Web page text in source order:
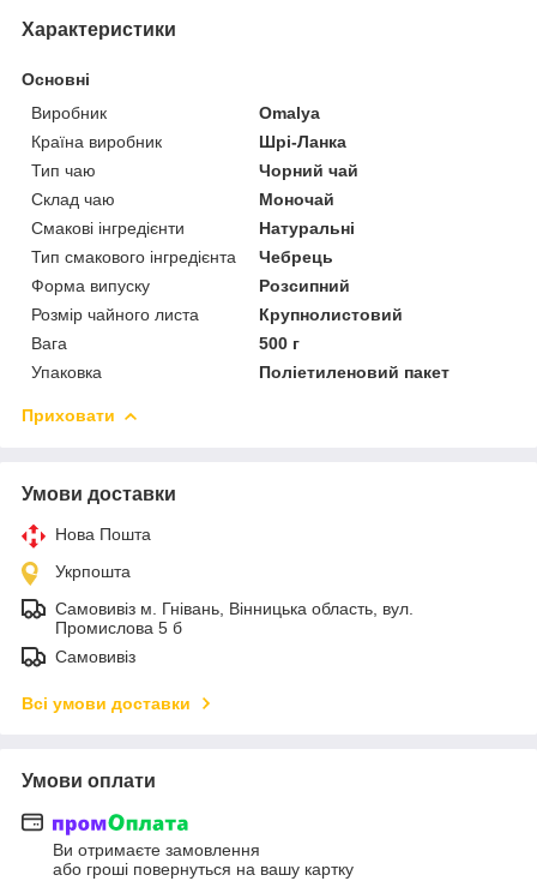
Характеристики
Основні
Виробник
Omalya
Країна виробник
Шрі-Ланка
Тип чаю
Чорний чай
Склад чаю
Моночай
Смакові інгредієнти
Натуральні
Тип смакового інгредієнта
Чебрець
Форма випуску
Розсипний
Розмір чайного листа
Крупнолистовий
Вага
500 г
Упаковка
Поліетиленовий пакет
Приховати
Умови доставки
Нова Пошта
Укрпошта
Самовивіз м. Гнівань, Вінницька область, вул.
Промислова 5 б
Самовивіз
Всі умови доставки
Умови оплати
Ви отримаєте замовлення
або гроші повернуться на вашу картку